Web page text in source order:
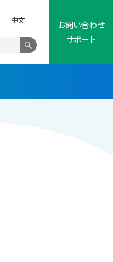
お問い合わせ
サポート
中文